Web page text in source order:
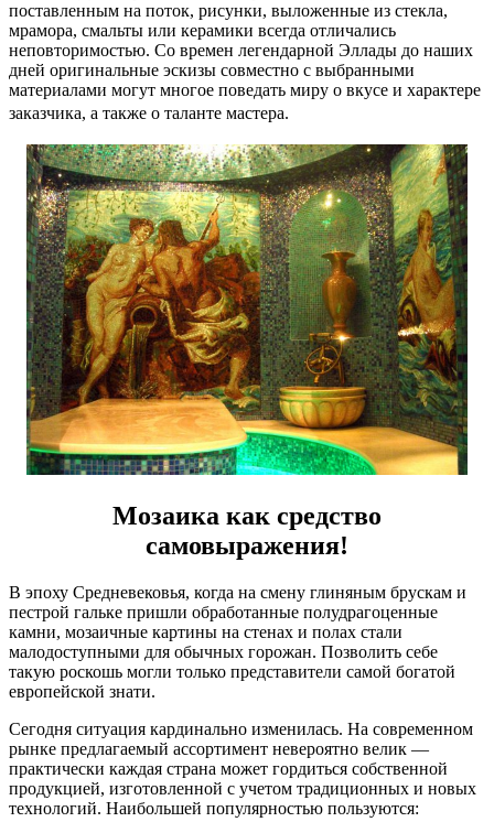
поставленным на поток, рисунки, выложенные из стекла,
мрамора, смальты или керамики всегда отличались
неповторимостью. Со времен легендарной Эллады до наших
дней оригинальные эскизы совместно с выбранными
материалами могут многое поведать миру о вкусе и характере
заказчика, а также о таланте мастера.
Мозаика как средство
самовыражения!
В эпоху Средневековья, когда на смену глиняным брускам и
пестрой гальке пришли обработанные полудрагоценные
камни, мозаичные картины на стенах и полах стали
малодоступными для обычных горожан. Позволить себе
такую роскошь могли только представители самой богатой
европейской знати.
Сегодня ситуация кардинально изменилась. На современном
рынке предлагаемый ассортимент невероятно велик —
практически каждая страна может гордиться собственной
продукцией, изготовленной с учетом традиционных и новых
технологий. Наибольшей популярностью пользуются: